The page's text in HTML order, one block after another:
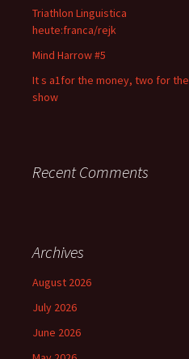
Triathlon Linguistica
heute:franca/rejk
Mind Harrow #5
It s a1for the money, two for the
show
Recent Comments
Archives
August 2026
July 2026
June 2026